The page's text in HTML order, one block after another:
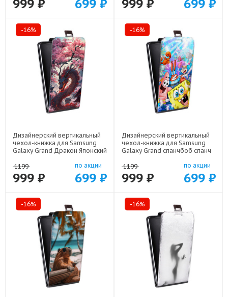
999 ₽ 699 ₽ 999 ₽ 699 ₽
-16%
Дизайнерский вертикальный
чехол-книжка для Samsung
Galaxy Grand Дракон Японский
1199
999 ₽
по акции
699 ₽
-16%
Дизайнерский вертикальный
чехол-книжка для Samsung
Galaxy Grand спанчбоб спанч
1199
999 ₽
по акции
699 ₽
-16% -16%